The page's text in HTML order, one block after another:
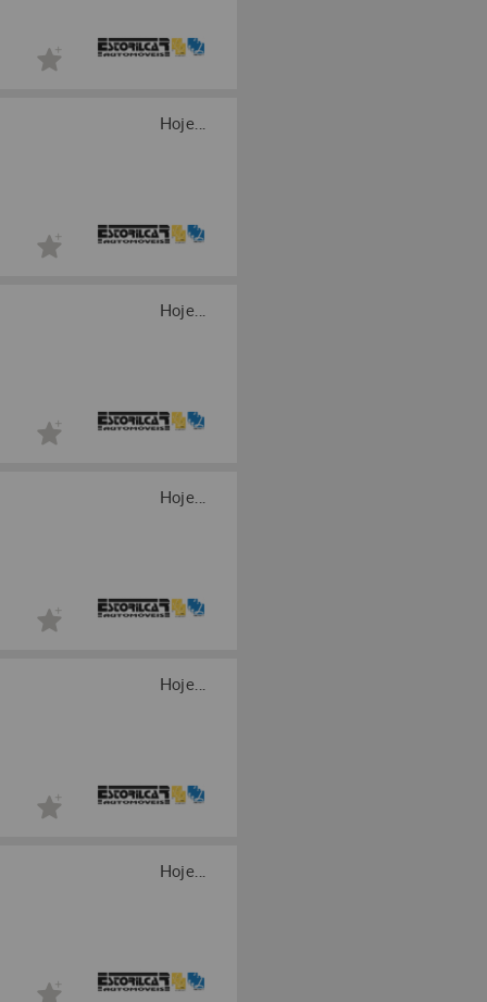
Hoje...
Hoje...
Hoje...
Hoje...
Hoje...